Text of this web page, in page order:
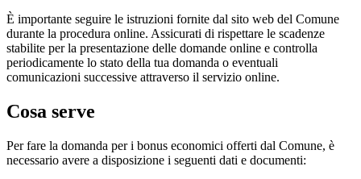
È importante seguire le istruzioni fornite dal sito web del Comune
durante la procedura online. Assicurati di rispettare le scadenze
stabilite per la presentazione delle domande online e controlla
periodicamente lo stato della tua domanda o eventuali
comunicazioni successive attraverso il servizio online.
Cosa serve
Per fare la domanda per i bonus economici offerti dal Comune, è
necessario avere a disposizione i seguenti dati e documenti: